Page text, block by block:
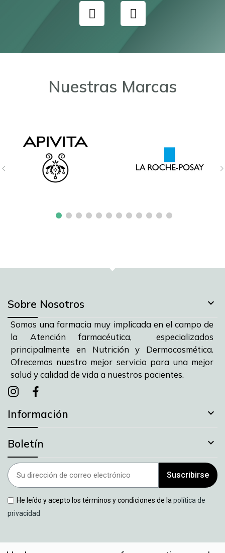
Nuestras Marcas
Sobre Nosotros 
Somos una farmacia muy implicada en el campo de
la Atención farmacéutica, especializados
principalmente en Nutrición y Dermocosmética.
Ofrecemos nuestro mejor servicio para una mejor
salud y calidad de vida a nuestros pacientes.
Información 
Boletín 
Suscribirse
He leído y acepto los términos y condiciones de la política de
privacidad